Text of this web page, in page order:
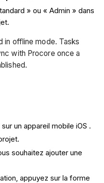
» ou « Admin » dans
in offline mode. Tasks
with Procore once a
sur un appareil mobile iOS .
souhaitez ajouter une
appuyez sur la forme